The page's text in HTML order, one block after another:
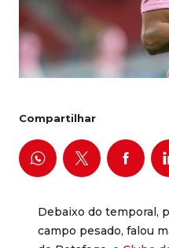
Compartilhar
Debaixo do temporal,
campo pesado, falou